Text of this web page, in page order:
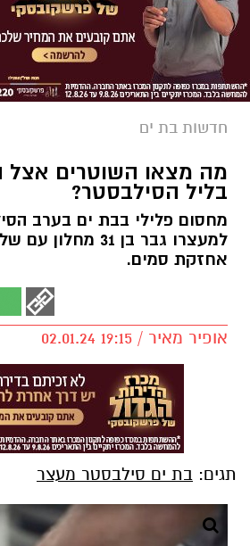
חדשות בת ים
מה מצאו השוטרים אצל
בליל הסילבסטר?
מחסום פלילי בבת ים בערב
למעצרו גבר בן 31
אחזקת סמים.
אופיר מאיר / 19:15 02.01.24
תגים: בת ים סילבסטר מעצר